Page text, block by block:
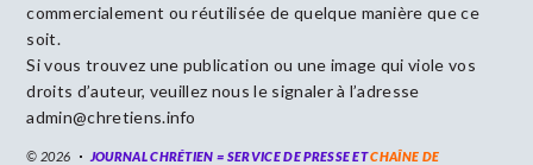
commercialement ou réutilisée de quelque manière que ce
soit.
Si vous trouvez une publication ou une image qui viole vos
droits d’auteur, veuillez nous le signaler à l’adresse
admin@chretiens.info
© 2026 JOURNAL CHRÉTIEN = SERVICE DE PRESSE ETCHAÎNE DE